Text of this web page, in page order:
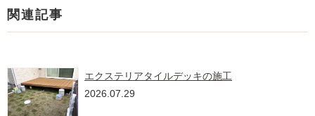
関連記事
エクステリアタイルデッキの施工
2026.07.29